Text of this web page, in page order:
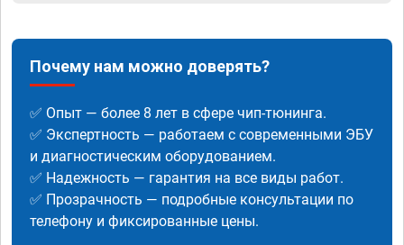
Почему нам можно доверять?
✅ Опыт — более 8 лет в сфере чип-тюнинга.
✅ Экспертность — работаем с современными ЭБУ
и диагностическим оборудованием.
✅ Надежность — гарантия на все виды работ.
✅ Прозрачность — подробные консультации по
телефону и фиксированные цены.